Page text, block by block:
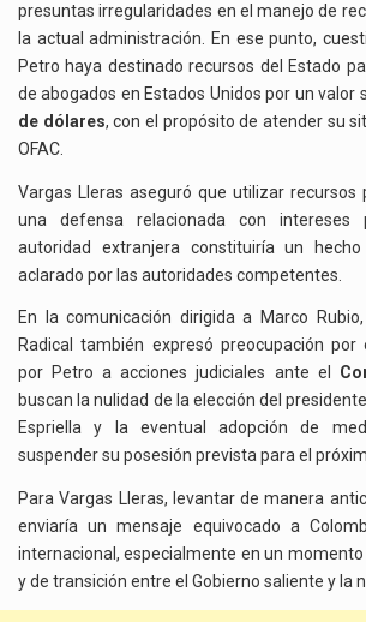
presuntas irregularidades en el manejo de
la actual administración. En ese punto,
Petro haya destinado recursos del Estado
de abogados en Estados Unidos por un valor
de dólares, con el propósito de atender su
OFAC.
Vargas Lleras aseguró que utilizar recursos
una defensa relacionada con intereses
autoridad extranjera constituiría un
aclarado por las autoridades competentes.
En la comunicación dirigida a Marco
Radical también expresó preocupación por
por Petro a acciones judiciales ante el
buscan la nulidad de la elección del
Espriella y la eventual adopción de
suspender su posesión prevista para el
Para Vargas Lleras, levantar de manera
enviaría un mensaje equivocado a
internacional, especialmente en un
y de transición entre el Gobierno saliente y la